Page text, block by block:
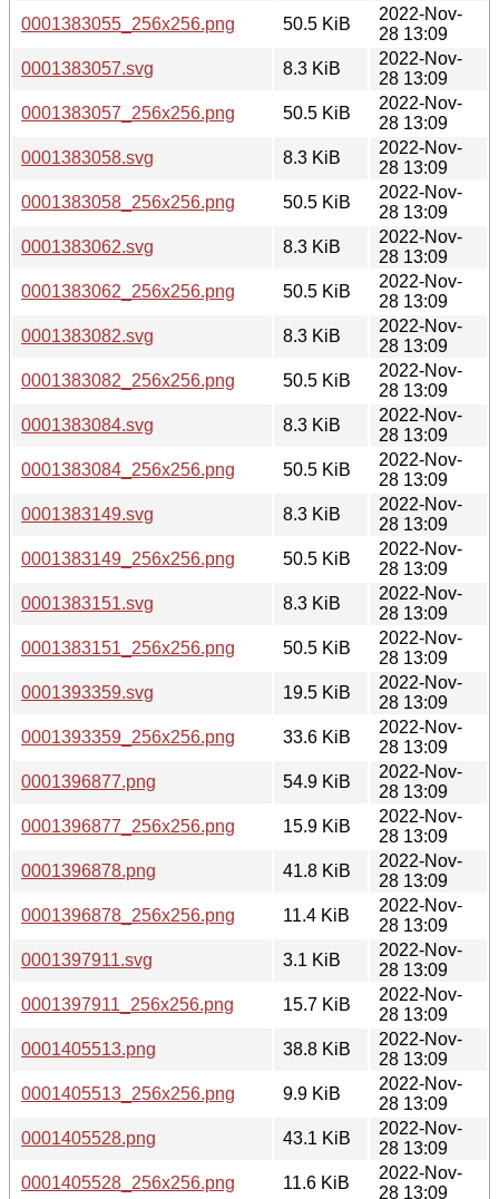
0001383055_256x256.png
50.5 KiB
2022-Nov-
28 13:09
0001383057.svg
8.3 KiB
2022-Nov-
28 13:09
0001383057_256x256.png
50.5 KiB
2022-Nov-
28 13:09
0001383058.svg
8.3 KiB
2022-Nov-
28 13:09
0001383058_256x256.png
50.5 KiB
2022-Nov-
28 13:09
0001383062.svg
8.3 KiB
2022-Nov-
28 13:09
0001383062_256x256.png
50.5 KiB
2022-Nov-
28 13:09
0001383082.svg
8.3 KiB
2022-Nov-
28 13:09
0001383082_256x256.png
50.5 KiB
2022-Nov-
28 13:09
0001383084.svg
8.3 KiB
2022-Nov-
28 13:09
0001383084_256x256.png
50.5 KiB
2022-Nov-
28 13:09
0001383149.svg
8.3 KiB
2022-Nov-
28 13:09
0001383149_256x256.png
50.5 KiB
2022-Nov-
28 13:09
0001383151.svg
8.3 KiB
2022-Nov-
28 13:09
0001383151_256x256.png
50.5 KiB
2022-Nov-
28 13:09
0001393359.svg
19.5 KiB
2022-Nov-
28 13:09
0001393359_256x256.png
33.6 KiB
2022-Nov-
28 13:09
0001396877.png
54.9 KiB
2022-Nov-
28 13:09
0001396877_256x256.png
15.9 KiB
2022-Nov-
28 13:09
0001396878.png
41.8 KiB
2022-Nov-
28 13:09
0001396878_256x256.png
11.4 KiB
2022-Nov-
28 13:09
0001397911.svg
3.1 KiB
2022-Nov-
28 13:09
0001397911_256x256.png
15.7 KiB
2022-Nov-
28 13:09
0001405513.png
38.8 KiB
2022-Nov-
28 13:09
0001405513_256x256.png
9.9 KiB
2022-Nov-
28 13:09
0001405528.png
43.1 KiB
2022-Nov-
28 13:09
0001405528_256x256.png
11.6 KiB
2022-Nov-
28 13:09